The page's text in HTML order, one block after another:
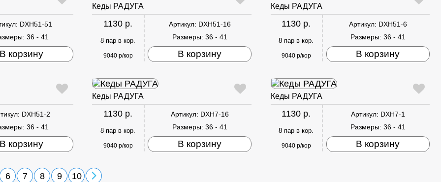
DXH51-51
36 - 41
В корзину
Кеды РАДУГА
1130 р.
8 пар в кор.
9040 р/кор
Артикул: DXH51-16
Размеры: 36 - 41
В корзину
Кеды РАДУГА
1130 р.
8 пар в кор.
9040 р/кор
Артикул: DXH51-6
Размеры: 36 - 41
В корзину
DXH51-2
36 - 41
В корзину
Кеды РАДУГА
1130 р.
8 пар в кор.
9040 р/кор
Артикул: DXH7-16
Размеры: 36 - 41
В корзину
Кеды РАДУГА
1130 р.
8 пар в кор.
9040 р/кор
Артикул: DXH7-1
Размеры: 36 - 41
В корзину
6 7 8 9 10